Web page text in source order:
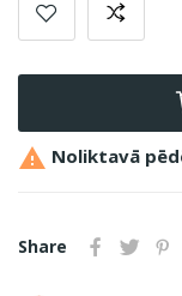
 Noliktavā
Share